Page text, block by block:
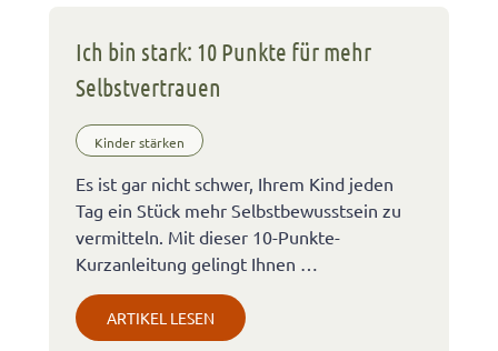
Ich bin stark: 10 Punkte für mehr
Selbstvertrauen
Kinder stärken
Es ist gar nicht schwer, Ihrem Kind jeden
Tag ein Stück mehr Selbstbewusstsein zu
vermitteln. Mit dieser 10-Punkte-
Kurzanleitung gelingt Ihnen …
ARTIKEL LESEN